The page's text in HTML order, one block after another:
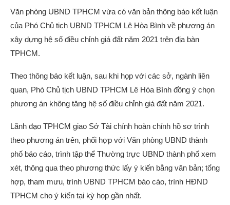
Văn phòng UBND TPHCM vừa có văn bản thông báo kết luận
của Phó Chủ tịch UBND TPHCM Lê Hòa Bình về phương án
xây dựng hệ số điều chỉnh giá đất năm 2021 trên địa bàn
TPHCM.
Theo thông báo kết luận, sau khi họp với các sở, ngành liên
quan, Phó Chủ tịch UBND TPHCM Lê Hòa Bình đồng ý chọn
phương án không tăng hệ số điều chỉnh giá đất năm 2021.
Lãnh đạo TPHCM giao Sở Tài chính hoàn chỉnh hồ sơ trình
theo phương án trên, phối hợp với Văn phòng UBND thành
phố báo cáo, trình tập thể Thường trực UBND thành phố xem
xét, thông qua theo phương thức lấy ý kiến bằng văn bản; tổng
hợp, tham mưu, trình UBND TPHCM báo cáo, trình HĐND
TPHCM cho ý kiến tại kỳ họp gần nhất.